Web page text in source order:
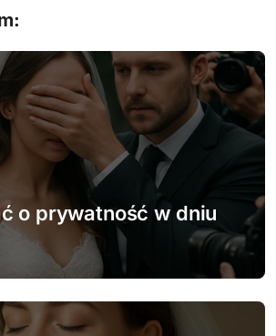
o prywatność w dniu